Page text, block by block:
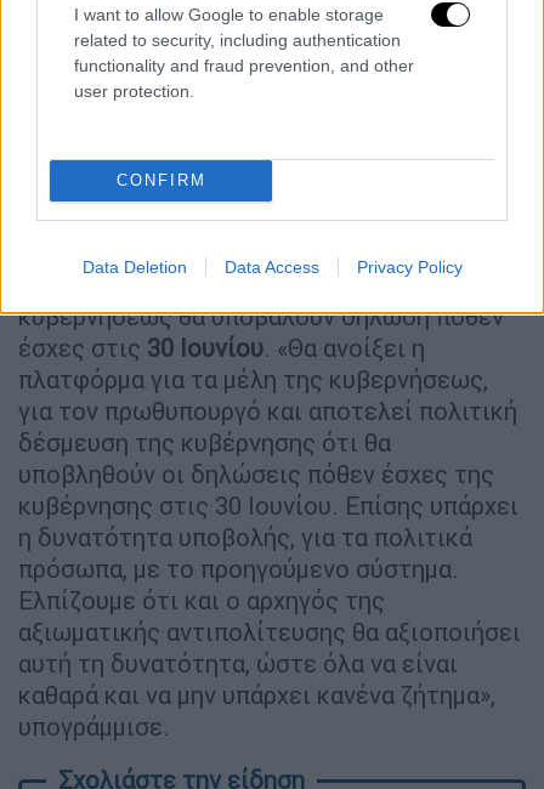
I want to allow Google to enable storage
related to security, including authentication
functionality and fraud prevention, and other
user protection.
CONFIRM
Data Deletion Data Access Privacy Policy
δημόσια περιουσία και άλλες διατάξεις του
Υπουργείου Εθνικής Οικονομίας και
Οικονομικών».
Νωρίτερα, ο Υπουργός Επικρατείας
Βορίδηςμιλώντας για το ζήτημα υποστήριξε
κυβέρνηση
δεν θέλει να μείνει
καμία σκιά, ο πρωθυπουργός και τα μέλη της
κυβερνήσεως θα υποβάλουν δήλωση πόθεν
έσχες στις 30 Ιουνίου. «Θα ανοίξει η
πλατφόρμα για τα μέλη της κυβερνήσεως,
για τον πρωθυπουργό και αποτελεί πολιτική
δέσμευση της κυβέρνησης ότι θα
υποβληθούν οι δηλώσεις πόθεν έσχες της
κυβέρνησης στις 30 Ιουνίου. Επίσης υπάρχει
η δυνατότητα υποβολής, για τα πολιτικά
πρόσωπα, με το προηγούμενο σύστημα.
Ελπίζουμε ότι και ο αρχηγός της
αξιωματικής αντιπολίτευσης θα αξιοποιήσει
αυτή τη δυνατότητα, ώστε όλα να είναι
καθαρά και να μην υπάρχει κανένα ζήτημα»,
υπογράμμισε.